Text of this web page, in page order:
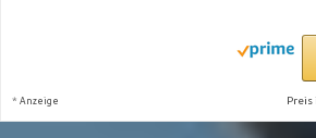
* Anzeige Preis